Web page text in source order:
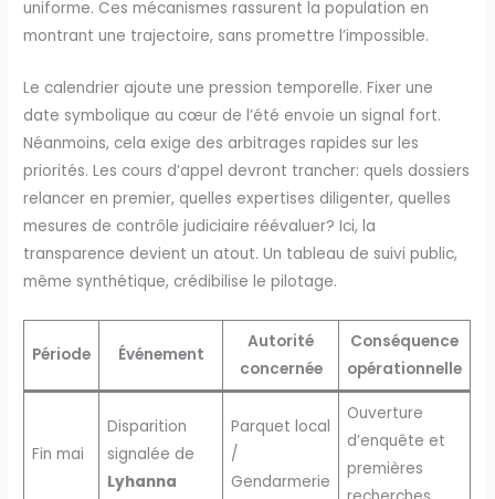
uniforme. Ces mécanismes rassurent la population en
montrant une trajectoire, sans promettre l’impossible.
Le calendrier ajoute une pression temporelle. Fixer une
date symbolique au cœur de l’été envoie un signal fort.
Néanmoins, cela exige des arbitrages rapides sur les
priorités. Les cours d’appel devront trancher: quels dossiers
relancer en premier, quelles expertises diligenter, quelles
mesures de contrôle judiciaire réévaluer? Ici, la
transparence devient un atout. Un tableau de suivi public,
même synthétique, crédibilise le pilotage.
Période Événement
Autorité
concernée
Conséquence
opérationnelle
Fin mai
Disparition
signalée de
Lyhanna
Parquet local
/
Gendarmerie
Ouverture
d’enquête et
premières